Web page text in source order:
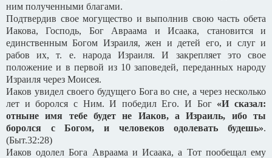
ним полученными благами.
Подтвердив свое могущество и выполнив свою часть обета
Иакова, Господь, Бог Авраама и Исаака, становится и
единственным Богом Израиля, жен и детей его, и слуг и
рабов их, т. е. народа Израиля. И закрепляет это свое
положение и в первой из 10 заповедей, переданных народу
Израиля через Моисея.
Иаков увидел своего будущего Бога во сне, а через несколько
лет и боролся с Ним. И победил Его. И Бог «И сказал:
отныне имя тебе будет не Иаков, а Израиль, ибо ты
боролся с Богом, и человеков одолевать будешь».
(Быт.32:28)
Иаков одолел Бога Авраама и Исаака, а Тот пообещал ему